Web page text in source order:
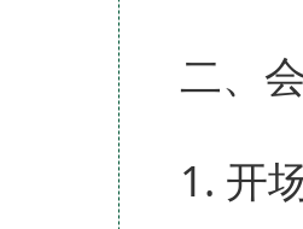
二、
1. 开